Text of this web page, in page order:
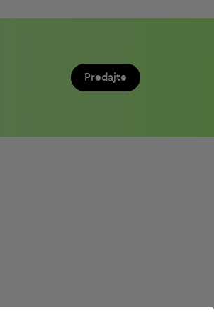
Predajte